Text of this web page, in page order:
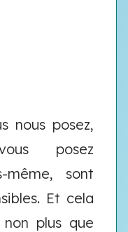
nous posez,
posez
même, sont
Et cela
plus que